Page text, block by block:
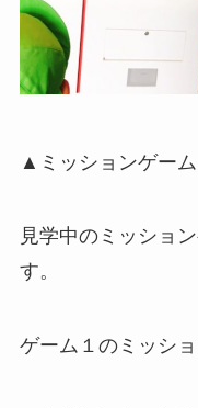
▲ミッションゲーム
見学中のミッショ
す。
ゲーム１のミッシ